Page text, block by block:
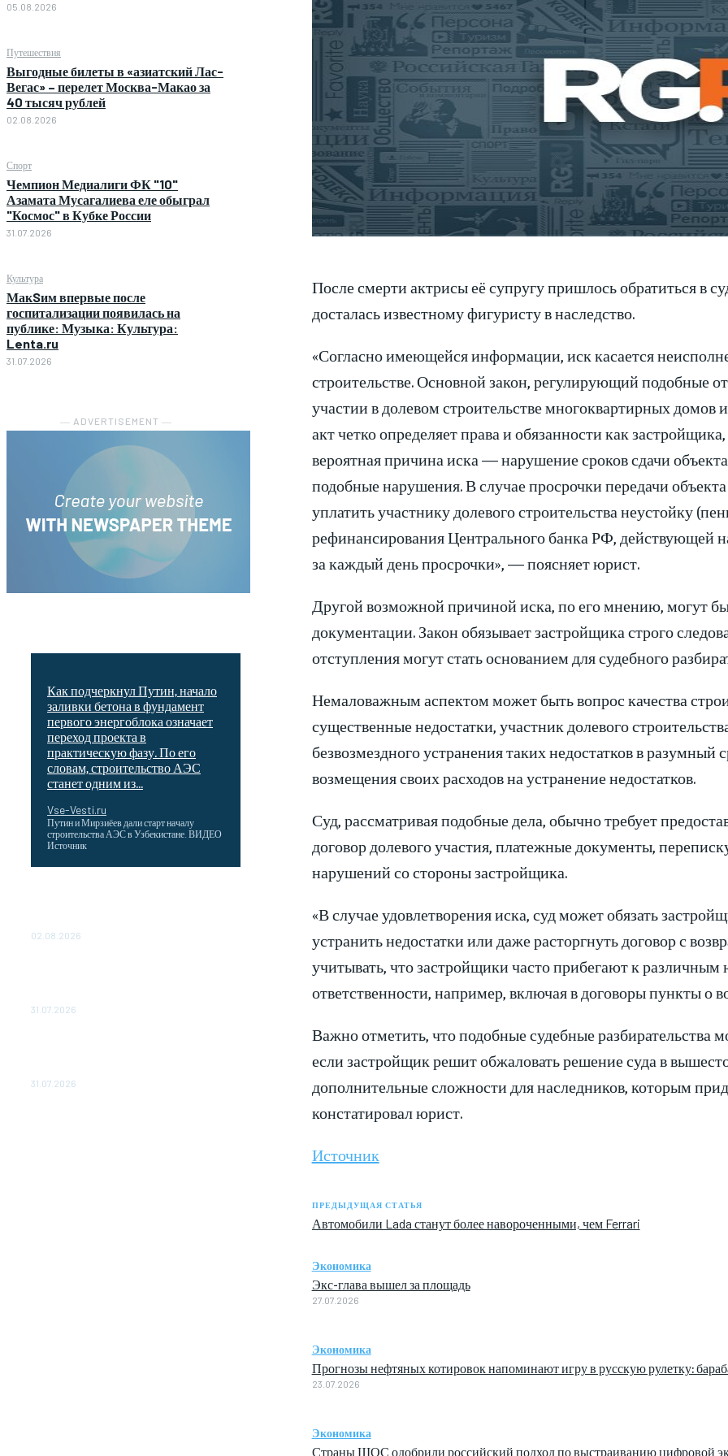
05.08.2026
Путешествия
Выгодные билеты в «азиатский Лас-
Вегас» – перелет Москва-Макао за
40 тысяч рублей
02.08.2026
Спорт
Чемпион Медиалиги ФК "10"
Азамата Мусагалиева еле обыграл
"Космос" в Кубке России
31.07.2026
Культура
МакSим впервые после
госпитализации появилась на
публике: Музыка: Культура:
Lenta.ru
31.07.2026
― ADVERTISEMENT ―
Как подчеркнул Путин, начало
заливки бетона в фундамент
первого энергоблока означает
переход проекта в
практическую фазу. По его
словам, строительство АЭС
станет одним из...
Vse-Vesti.ru
Путин и Мирзиёев дали старт началу
строительства АЭС в Узбекистане. ВИДЕО
Источник
02.08.2026
31.07.2026
31.07.2026
После смерти актрисы её супругу пришлось обратиться в
досталась известному фигуристу в наследство.
«Согласно имеющейся информации, иск касается
строительстве. Основной закон, регулирующий
участии в долевом строительстве многоквартирных
акт четко определяет права и обязанности как
вероятная причина иска — нарушение сроков сдачи
подобные нарушения. В случае просрочки передачи
уплатить участнику долевого строительства неустойку
рефинансирования Центрального банка РФ, действующей
за каждый день просрочки», — поясняет юрист.
Другой возможной причиной иска, по его мнению, могут
документации. Закон обязывает застройщика строго
отступления могут стать основанием для судебного
Немаловажным аспектом может быть вопрос качества
существенные недостатки, участник долевого
безвозмездного устранения таких недостатков в
возмещения своих расходов на устранение недостатков.
Суд, рассматривая подобные дела, обычно требует
договор долевого участия, платежные документы,
нарушений со стороны застройщика.
«В случае удовлетворения иска, суд может обязать
устранить недостатки или даже расторгнуть договор с
учитывать, что застройщики часто прибегают к
ответственности, например, включая в договоры пункты о
Важно отметить, что подобные судебные разбирательства
если застройщик решит обжаловать решение суда в
дополнительные сложности для наследников, которым
констатировал юрист.
Источник
ПРЕДЫДУЩАЯ СТАТЬЯ
Автомобили Lada станут более навороченными, чем Ferrari
Экономика
Экс-глава вышел за площадь
27.07.2026
Экономика
Прогнозы нефтяных котировок напоминают игру в русскую рулетку:
23.07.2026
Экономика
Страны ШОС одобрили российский подход по выстраиванию цифровой